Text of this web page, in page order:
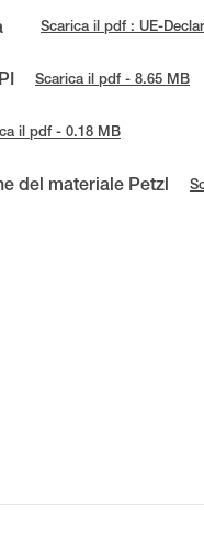
Scarica il pdf : UE-
Scarica il pdf - 8.65 MB
il pdf - 0.18 MB
del materiale Petzl